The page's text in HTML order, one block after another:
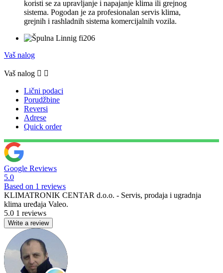
koristi se za upravljanje i napajanje klima ili grejnog
sistema. Pogodan je za profesionalan servis klima,
grejnih i rashladnih sistema komercijalnih vozila.
Vaš nalog
Vaš nalog  
Lični podaci
Porudžbine
Reversi
Adrese
Quick order
Google Reviews
5.0
Based on 1 reviews
KLIMATRONIK CENTAR d.o.o. - Servis, prodaja i ugradnja
klima uređaja Valeo.
5.0 1 reviews
Write a review